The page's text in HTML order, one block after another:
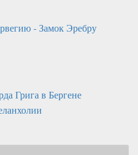
- Замок Эребру
Грига в Бергене